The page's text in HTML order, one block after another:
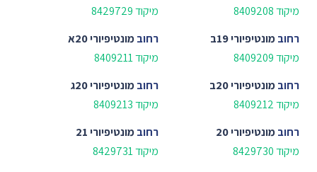
מיקוד 8409208
מיקוד 8429729
רחובמונטיפיורי 19ב
מיקוד 8409209
רחובמונטיפיורי 20א
מיקוד 8409211
רחובמונטיפיורי 20ב
מיקוד 8409212
רחובמונטיפיורי 20ג
מיקוד 8409213
רחובמונטיפיורי 20
מיקוד 8429730
רחובמונטיפיורי 21
מיקוד 8429731